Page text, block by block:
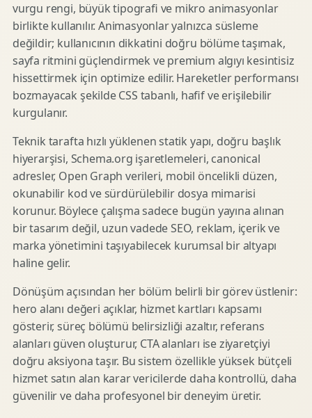
vurgu rengi, büyük tipografi ve mikro animasyonlar
birlikte kullanılır. Animasyonlar yalnızca süsleme
değildir; kullanıcının dikkatini doğru bölüme taşımak,
sayfa ritmini güçlendirmek ve premium algıyı kesintisiz
hissettirmek için optimize edilir. Hareketler performansı
bozmayacak şekilde CSS tabanlı, hafif ve erişilebilir
kurgulanır.
Teknik tarafta hızlı yüklenen statik yapı, doğru başlık
hiyerarşisi, Schema.org işaretlemeleri, canonical
adresler, Open Graph verileri, mobil öncelikli düzen,
okunabilir kod ve sürdürülebilir dosya mimarisi
korunur. Böylece çalışma sadece bugün yayına alınan
bir tasarım değil, uzun vadede SEO, reklam, içerik ve
marka yönetimini taşıyabilecek kurumsal bir altyapı
haline gelir.
Dönüşüm açısından her bölüm belirli bir görev üstlenir:
hero alanı değeri açıklar, hizmet kartları kapsamı
gösterir, süreç bölümü belirsizliği azaltır, referans
alanları güven oluşturur, CTA alanları ise ziyaretçiyi
doğru aksiyona taşır. Bu sistem özellikle yüksek bütçeli
hizmet satın alan karar vericilerde daha kontrollü, daha
güvenilir ve daha profesyonel bir deneyim üretir.